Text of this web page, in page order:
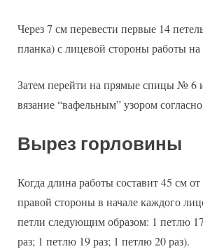
Через 7 см перевести первые 14
планка) с лицевой стороны работы на
Затем перейти на прямые спицы № 6
вязание “вафельным” узором
Вырез горловины
Когда длина работы составит 45 см
правой стороны в начале каждого
петли следующим образом: 1 петлю
раз; 1 петлю 19 раз; 1 петлю 20 раз).